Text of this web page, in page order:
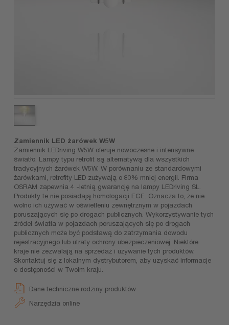
Zamiennik LED żarówek W5W
Zamiennik LEDriving W5W oferuje nowoczesne i intensywne
światło. Lampy typu retrofit są alternatywą dla wszystkich
tradycyjnych żarówek W5W. W porównaniu ze standardowymi
żarówkami, retrofity LED zużywają o 80% mniej energii. Firma
OSRAM zapewnia 4 -letnią gwarancję na lampy LEDriving SL.
Produkty te nie posiadają homologacji ECE. Oznacza to, że nie
wolno ich używać w oświetleniu zewnętrznym w pojazdach
poruszających się po drogach publicznych. Wykorzystywanie tych
źródeł światła w pojazdach poruszających się po drogach
publicznych może być podstawą do zatrzymania dowodu
rejestracyjnego lub utraty ochrony ubezpieczeniowej. Niektóre
kraje nie zezwalają na sprzedaż i używanie tych produktów.
Skontaktuj się z lokalnym dystrybutorem, aby uzyskać informacje
o dostępności w Twoim kraju.
Dane techniczne rodziny produktów
Narzędzia online